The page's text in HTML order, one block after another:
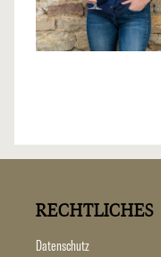
RECHTLICHES
Datenschutz